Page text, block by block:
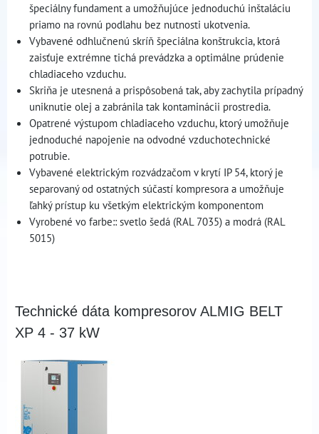
špeciálny fundament a umožňujúce jednoduchú inštaláciu
priamo na rovnú podlahu bez nutnosti ukotvenia.
Vybavené odhlučnenú skríň špeciálna konštrukcia, ktorá
zaisťuje extrémne tichá prevádzka a optimálne prúdenie
chladiaceho vzduchu.
Skriňa je utesnená a prispôsobená tak, aby zachytila prípadný
uniknutie olej a zabránila tak kontaminácii prostredia.
Opatrené výstupom chladiaceho vzduchu, ktorý umožňuje
jednoduché napojenie na odvodné vzduchotechnické
potrubie.
Vybavené elektrickým rozvádzačom v krytí IP 54, ktorý je
separovaný od ostatných súčastí kompresora a umožňuje
ľahký prístup ku všetkým elektrickým komponentom
Vyrobené vo farbe:: svetlo šedá (RAL 7035) a modrá (RAL
5015)
Technické dáta kompresorov ALMIG BELT
XP 4 - 37 kW